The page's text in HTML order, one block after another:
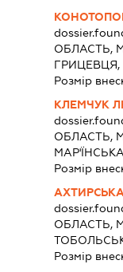
ОБЛАСТЬ,
ГРИЦЕВЦЯ,
Розмір
КЛЕМЧУК
ОБЛАСТЬ,
МАР'ЇНСЬКА,
Розмір
ОБЛАСТЬ,
Розмір